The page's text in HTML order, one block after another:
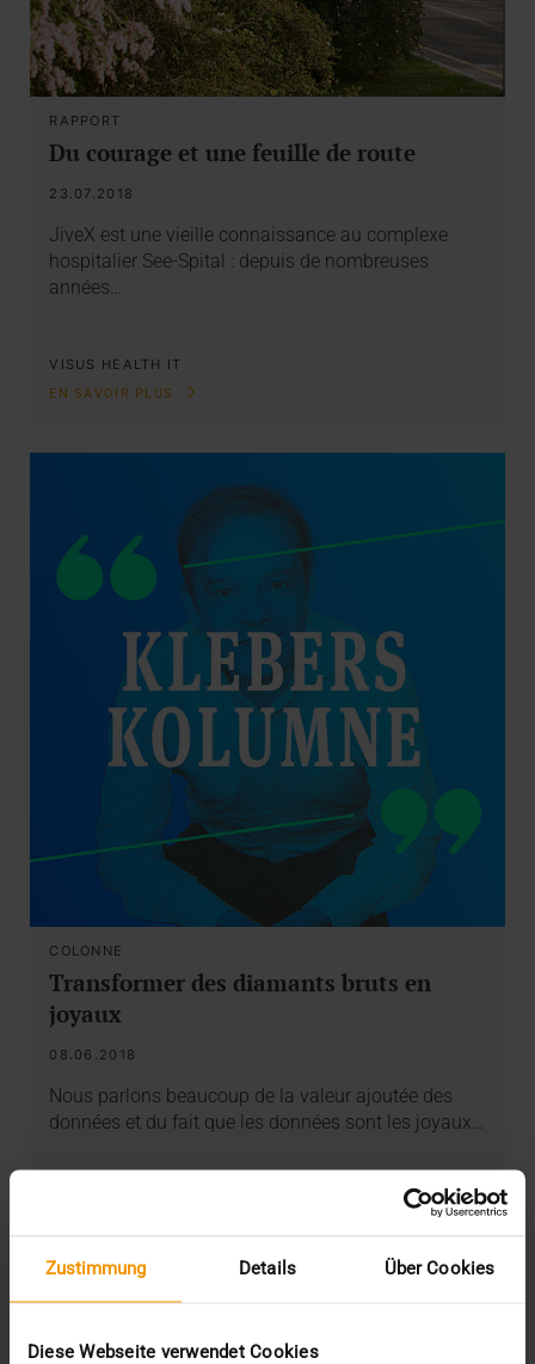
Zustimmung Details Über Cookies
Diese Webseite verwendet Cookies
RAPPORT
Du courage et une feuille de route
23.07.2018
JiveX est une vieille connaissance au complexe
hospitalier See-Spital : depuis de nombreuses
années…
VISUS HEALTH IT
EN SAVOIR PLUS
COLONNE
Transformer des diamants bruts en
joyaux
08.06.2018
Nous parlons beaucoup de la valeur ajoutée des
données et du fait que les données sont les joyaux…